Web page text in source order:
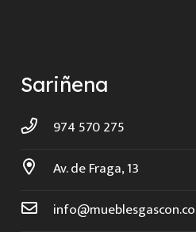
Sariñena
974 570 275
Av. de Fraga, 13